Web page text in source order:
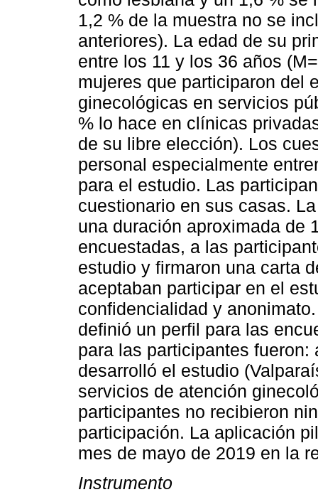
1,2 % de la muestra no se
anteriores). La edad de su
entre los 11 y los 36 años
mujeres que participaron del
ginecológicas en servicios
% lo hace en clínicas
de su libre elección). Los
personal especialmente
para el estudio. Las
cuestionario en sus casas.
una duración aproximada de
encuestadas, a las
estudio y firmaron una carta
aceptaban participar en el
confidencialidad y
definió un perfil para las
para las participantes
desarrolló el estudio
servicios de atención
participantes no recibieron
participación. La aplicación
mes de mayo de 2019 en la
Instrumento